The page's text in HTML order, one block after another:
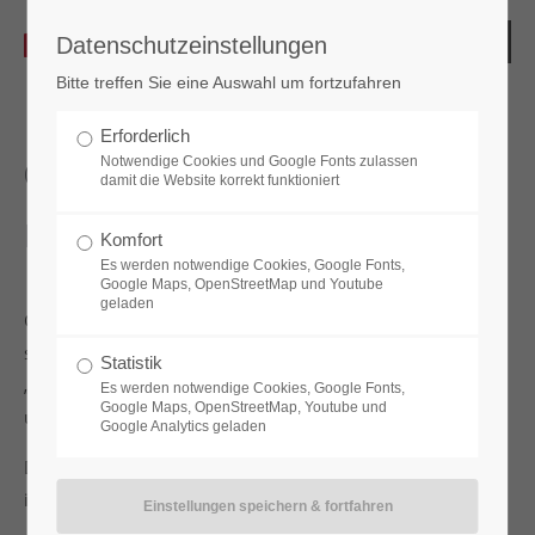
06. November 2025
B52.day Rückblick
Gestern fand unser vierter B52.day statt, diesmal mit dem
spannenden Thema:
„Unternehmenssicherheit – der Spagat zwischen Fort Knox
und Realität.“
Drei hochkarätige Referenten teilten ihr Fachwissen und
ihre Erfahrungen mit uns.
Datenschutzeinstellungen
Bitte treffen Sie eine Auswahl um fortzufahren
Erforderlich
Notwendige Cookies und Google Fonts zulassen
damit die Website korrekt funktioniert
Komfort
Es werden notwendige Cookies, Google Fonts,
Google Maps, OpenStreetMap und Youtube
geladen
Statistik
Es werden notwendige Cookies, Google Fonts,
Google Maps, OpenStreetMap, Youtube und
Google Analytics geladen